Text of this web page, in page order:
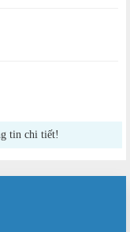
tin chi tiết!